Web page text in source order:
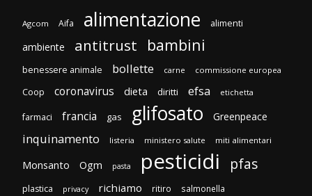
Agcom Aifa alimentazione alimenti
ambiente antitrust bambini
benessere animale bollette carne commissione europea
Coop coronavirus dieta diritti efsa etichetta
farmaci francia gas glifosato Greenpeace
inquinamento listeria ministero salute miti alimentari
Monsanto Ogm pasta pesticidi pfas
plastica privacy richiamo ritiro salmonella